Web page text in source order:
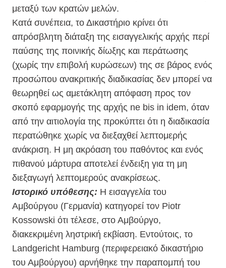
μεταξύ των κρατών μελών.
Κατά συνέπεια, το Δικαστήριο κρίνει ότι
απρόσβλητη διάταξη της εισαγγελικής αρχής περί
παύσης της ποινικής δίωξης και περάτωσης
(χωρίς την επιβολή κυρώσεων) της σε βάρος ενός
προσώπου ανακριτικής διαδικασίας δεν μπορεί να
θεωρηθεί ως αμετάκλητη απόφαση προς τον
σκοπό εφαρμογής της αρχής ne bis in idem, όταν
από την αιτιολογία της προκύπτει ότι η διαδικασία
περατώθηκε χωρίς να διεξαχθεί λεπτομερής
ανάκριση. Η μη ακρόαση του παθόντος και ενός
πιθανού μάρτυρα αποτελεί ένδειξη για τη μη
διεξαγωγή λεπτομερούς ανακρίσεως.
Ιστορικό υπόθεσης: Η εισαγγελία του
Αμβούργου (Γερμανία) κατηγορεί τον Piotr
Kossowski ότι τέλεσε, στο Αμβούργο,
διακεκριμένη ληστρική εκβίαση. Εντούτοις, το
Landgericht Hamburg (περιφερειακό δικαστήριο
του Αμβούργου) αρνήθηκε την παραπομπή του